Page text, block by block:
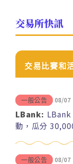
交易所快訊
交易比賽和
一般公告 08/07
LBank:
動，瓜分
一般公告 08/07